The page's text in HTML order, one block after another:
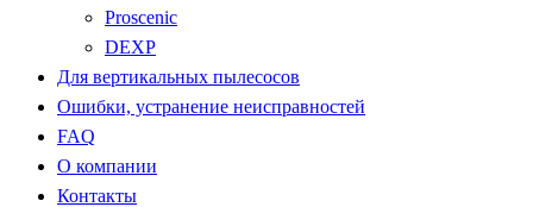
Proscenic
DEXP
Для вертикальных пылесосов
Ошибки, устранение неисправностей
FAQ
О компании
Контакты